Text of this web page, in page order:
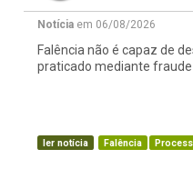
Notícia em 06/08/2026
Falência não é capaz de
praticado mediante fraude
ler notícia Falência